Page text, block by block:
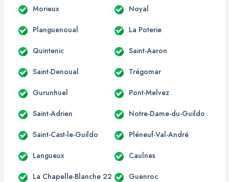
Morieux Noyal
Planguenoual La Poterie
Quintenic Saint-Aaron
Saint-Denoual Trégomar
Gurunhuel Pont-Melvez
Saint-Adrien Notre-Dame-du-Guildo
Saint-Cast-le-Guildo Pléneuf-Val-André
Langueux Caulnes
La Chapelle-Blanche 22 Guenroc